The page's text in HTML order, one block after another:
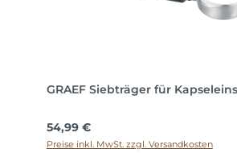
GRAEF Siebträger für
Regulärer Preis:
54,99 €
Preise inkl. MwSt. zzgl. Versandkosten